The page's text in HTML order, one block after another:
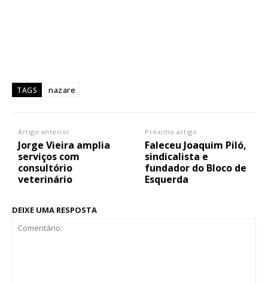
TAGS nazare
Artigo anterior
Jorge Vieira amplia
serviços com
consultório
veterinário
Próximo artigo
Faleceu Joaquim Piló,
sindicalista e
fundador do Bloco de
Esquerda
DEIXE UMA RESPOSTA